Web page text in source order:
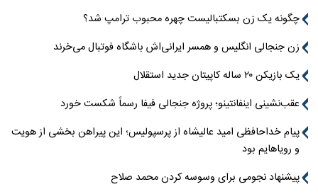
چگونه یک زن بسکتبالیست چهره محبوب ترامپ شد؟
زن جنجالی انگلیس و همسر ایرانی‌اش باشگاه فوتبال می‌خرند
یک بازیکن ۲۰ ساله کاپیتان جدید استقلال
عقب‌نشینی اینفانتینو؛ پروژه جنجالی فیفا رسماً شکست خورد
پیام خداحافظی امید عالیشاه از پرسپولیس؛ این پیراهن بخشی از هویت
و رویاهایم بود
پیشنهاد نجومی برای وسوسه کردن محمد صلاح